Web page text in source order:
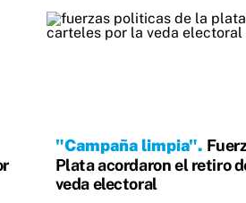
"Campaña limpia"
Plata acordaron el retiro
veda electoral